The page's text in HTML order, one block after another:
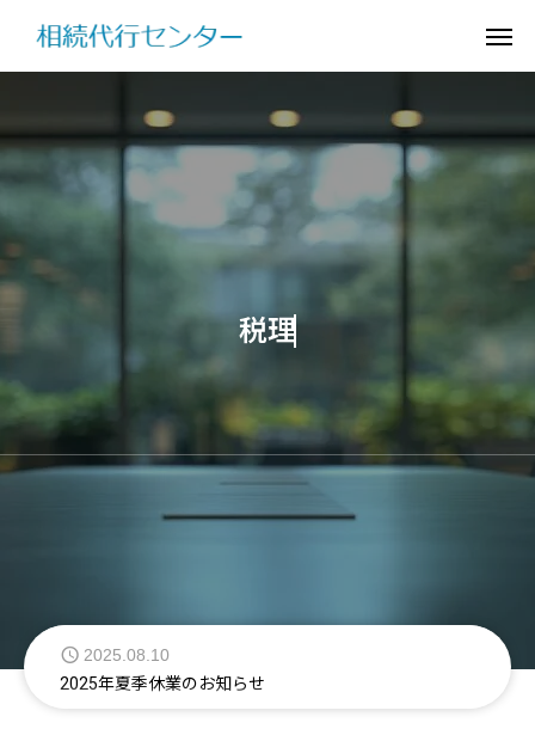
士 行政書 に
2025.08.10
2025年夏季休業のお知らせ